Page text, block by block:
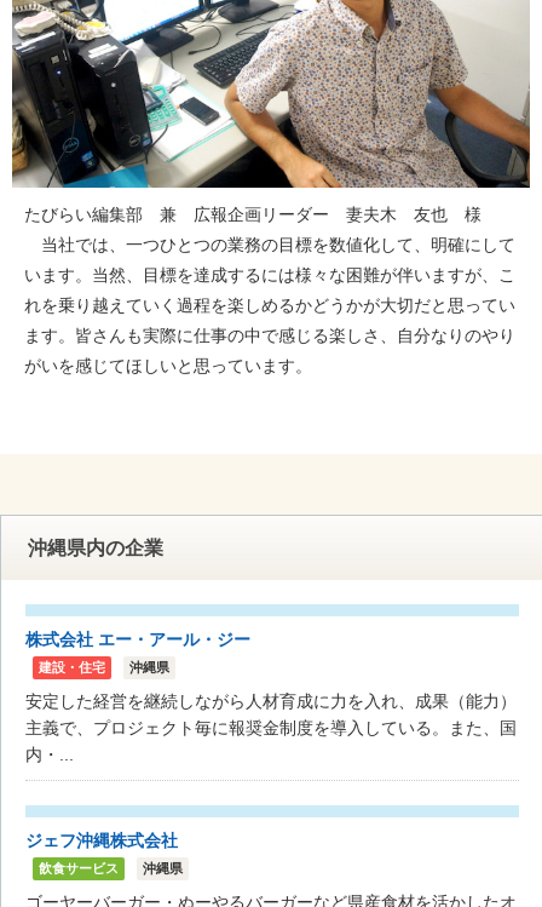
たびらい編集部 兼 広報企画リーダー 妻夫木 友也 様
当社では、一つひとつの業務の目標を数値化して、明確にして
います。当然、目標を達成するには様々な困難が伴いますが、こ
れを乗り越えていく過程を楽しめるかどうかが大切だと思ってい
ます。皆さんも実際に仕事の中で感じる楽しさ、自分なりのやり
がいを感じてほしいと思っています。
沖縄県内の企業
株式会社 エー・アール・ジー
建設・住宅 沖縄県
安定した経営を継続しながら人材育成に力を入れ、成果（能力）
主義で、プロジェクト毎に報奨金制度を導入している。また、国
内・...
ジェフ沖縄株式会社
飲食サービス 沖縄県
ゴーヤーバーガー・ぬーやるバーガーなど県産食材を活かしたオ